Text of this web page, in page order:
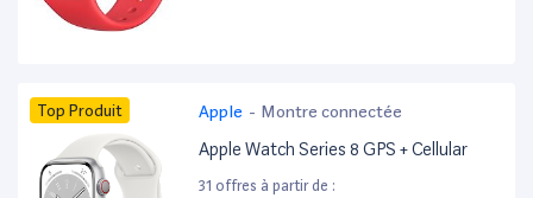
Top Produit Apple - Montre connectée
Apple Watch Series 8 GPS + Cellular
31 offres à partir de :